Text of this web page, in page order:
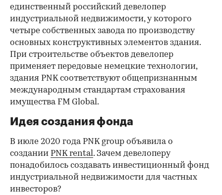
единственный российский девелопер
индустриальной недвижимости, у которого
четыре собственных завода по производству
основных конструктивных элементов здания.
При строительстве объектов девелопер
применяет передовые немецкие технологии,
здания PNK соответствуют общепризнанным
международным стандартам страхования
имущества FM Global.
Идея создания фонда
В июле 2020 года PNK group объявила о
создании PNK rental. Зачем девелоперу
понадобилось создавать инвестиционный фонд
индустриальной недвижимости для частных
инвесторов?